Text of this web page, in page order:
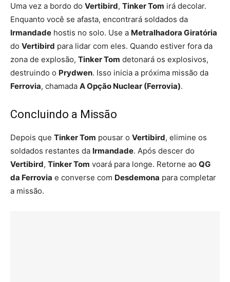
Uma vez a bordo do Vertibird, Tinker Tom irá decolar.
Enquanto você se afasta, encontrará soldados da
Irmandade hostis no solo. Use a Metralhadora Giratória
do Vertibird para lidar com eles. Quando estiver fora da
zona de explosão, Tinker Tom detonará os explosivos,
destruindo o Prydwen. Isso inicia a próxima missão da
Ferrovia, chamada A Opção Nuclear (Ferrovia).
Concluindo a Missão
Depois que Tinker Tom pousar o Vertibird, elimine os
soldados restantes da Irmandade. Após descer do
Vertibird, Tinker Tom voará para longe. Retorne ao QG
da Ferrovia e converse com Desdemona para completar
a missão.